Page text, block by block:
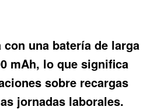
con una batería de larga
mAh, lo que significa
sobre recargas
jornadas laborales.